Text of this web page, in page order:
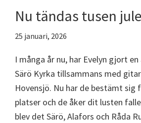
Nu tändas tusen
25 januari, 2026
I många år nu, har Evelyn gjort
Särö Kyrka tillsammans med
Hovensjö. Nu har de bestämt
platser och de åker dit lusten
blev det Särö, Alafors och Råda